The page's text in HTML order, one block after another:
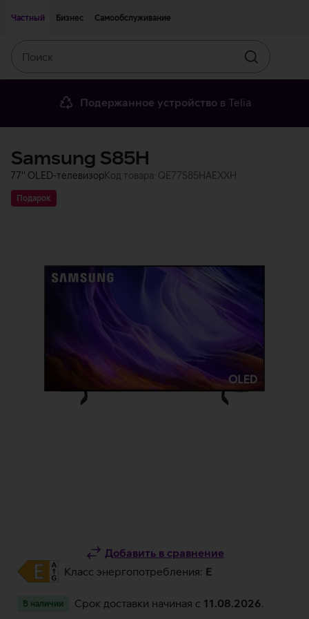
Частный
Бизнес Самообслуживание
Искать
Подержанное устройство в Telia
Samsung S85H
77'' OLED-телевизорКод товара: QE77S85HAEXXH
Подарок
Добавить в сравнение
Класс энергопотребления: E
В наличии Срок доставки начиная c 11.08.2026.